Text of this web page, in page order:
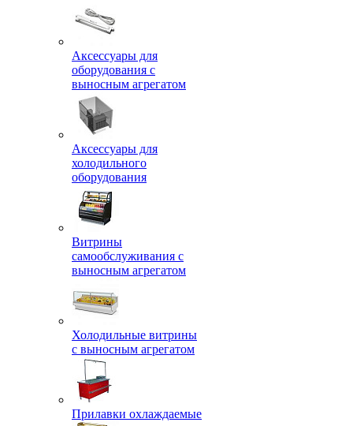
Аксессуары для
оборудования с
выносным агрегатом
Аксессуары для
холодильного
оборудования
Витрины
самообслуживания с
выносным агрегатом
Холодильные витрины
с выносным агрегатом
Прилавки охлаждаемые